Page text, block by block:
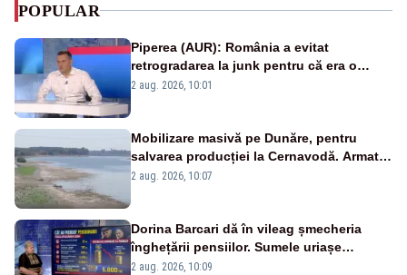
POPULAR
Piperea (AUR): România a evitat
retrogradarea la junk pentru că era o
catastrofă pentru bănci și fondurile de
2 aug. 2026, 10:01
Mobilizare masivă pe Dunăre, pentru
salvarea producției la Cernavodă. Armata
va detona o stâncă și va devia apa
2 aug. 2026, 10:07
Dorina Barcari dă în vileag șmecheria
înghețării pensiilor. Sumele uriașe
pierdute de fiecare român
2 aug. 2026, 10:09